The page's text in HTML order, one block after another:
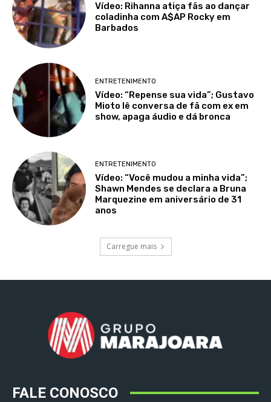
Vídeo: Rihanna atiça fãs ao dançar
coladinha com A$AP Rocky em
Barbados
ENTRETENIMENTO
Vídeo: “Repense sua vida”; Gustavo
Mioto lê conversa de fã com ex em
show, apaga áudio e dá bronca
ENTRETENIMENTO
Vídeo: “Você mudou a minha vida”;
Shawn Mendes se declara a Bruna
Marquezine em aniversário de 31
anos
Carregue mais
FALE CONOSCO